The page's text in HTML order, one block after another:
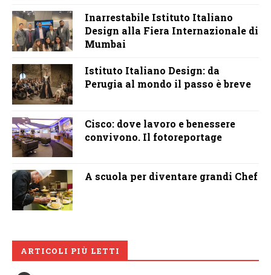
Inarrestabile Istituto Italiano
Design alla Fiera Internazionale di
Mumbai
Istituto Italiano Design: da
Perugia al mondo il passo è breve
Cisco: dove lavoro e benessere
convivono. Il fotoreportage
A scuola per diventare grandi Chef
ARTICOLI PIÙ LETTI